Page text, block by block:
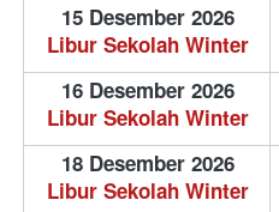
15 Desember 2026
Libur Sekolah Winter
16 Desember 2026
Libur Sekolah Winter
18 Desember 2026
Libur Sekolah Winter